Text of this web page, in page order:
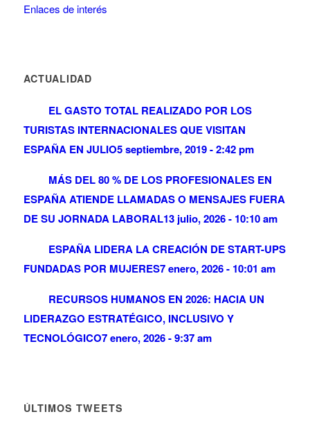
Enlaces de interés
ACTUALIDAD
EL GASTO TOTAL REALIZADO POR LOS
TURISTAS INTERNACIONALES QUE VISITAN
ESPAÑA EN JULIO5 septiembre, 2019 - 2:42 pm
MÁS DEL 80 % DE LOS PROFESIONALES EN
ESPAÑA ATIENDE LLAMADAS O MENSAJES FUERA
DE SU JORNADA LABORAL13 julio, 2026 - 10:10 am
ESPAÑA LIDERA LA CREACIÓN DE START-UPS
FUNDADAS POR MUJERES7 enero, 2026 - 10:01 am
RECURSOS HUMANOS EN 2026: HACIA UN
LIDERAZGO ESTRATÉGICO, INCLUSIVO Y
TECNOLÓGICO7 enero, 2026 - 9:37 am
ÚLTIMOS TWEETS